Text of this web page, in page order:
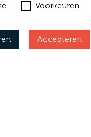
VAN DIT
OPNEMEN?
Voorkeuren
Accepteren